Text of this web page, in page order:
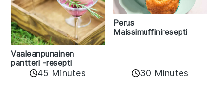
Vaaleanpunainen
pantteri -resepti
45 Minutes
Perus
Maissimuffiniresepti
30 Minutes